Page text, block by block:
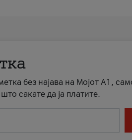
без најава на Мојот А1,
сакате да ја платите.